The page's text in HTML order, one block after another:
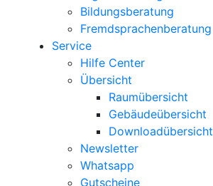
Bildungsberatung
Fremdsprachenberatung
Service
Hilfe Center
Übersicht
Raumübersicht
Gebäudeübersicht
Downloadübersicht
Newsletter
Whatsapp
Gutscheine